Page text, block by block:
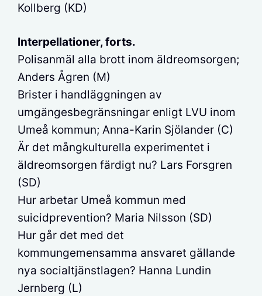
Kollberg (KD)
Interpellationer, forts.
Polisanmäl alla brott inom äldreomsorgen;
Anders Ågren (M)
Brister i handläggningen av
umgängesbegränsningar enligt LVU inom
Umeå kommun; Anna-Karin Sjölander (C)
Är det mångkulturella experimentet i
äldreomsorgen färdigt nu? Lars Forsgren
(SD)
Hur arbetar Umeå kommun med
suicidprevention? Maria Nilsson (SD)
Hur går det med det
kommungemensamma ansvaret gällande
nya socialtjänstlagen? Hanna Lundin
Jernberg (L)